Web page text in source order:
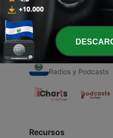
Radios de El
Radios y Podcasts
Recursos